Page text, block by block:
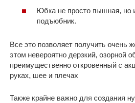
Юбка не просто пышная, но
подъюбник.
Все это позволяет получить очень
этом невероятно дерзкий, озорной
преимущественно откровенный с
руках, шее и плечах
Также крайне важно для создания